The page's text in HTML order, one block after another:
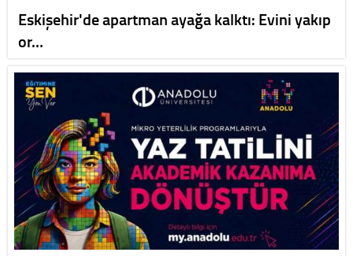
Eskişehir'de apartman ayağa kalktı: Evini yakıp
or…